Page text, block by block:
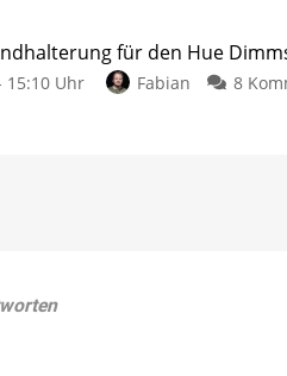
für den Hue
15:10 Uhr Fabian 8